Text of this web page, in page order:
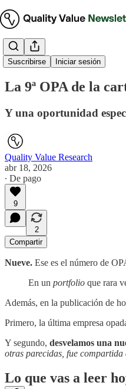
Suscribirse Iniciar sesión
Tesis de inversión
La 9ª OPA de la
Y una oportunidad
Quality Value Research
abr 18, 2026
∙ De pago
9
2
Compartir
Nueve. Ese es el número de
En un portfolio que rara
Además, en la publicación de
Primero, la última empresa
Y segundo, desvelamos una
otras parecidas, fue compartida
Lo que vas a leer